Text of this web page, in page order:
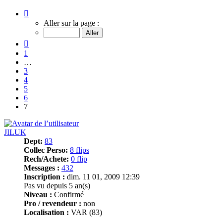
sur
Aller sur la page :
1
…
3
4
5
6
7
JILUK
Dept: 83
Collec Perso: 8 flips
Rech/Achete: 0 flip
Messages : 432
Inscription : dim. 11 01, 2009 12:39
Pas vu depuis 5 an(s)
Niveau : Confirmé
Pro / revendeur : non
Localisation : VAR (83)